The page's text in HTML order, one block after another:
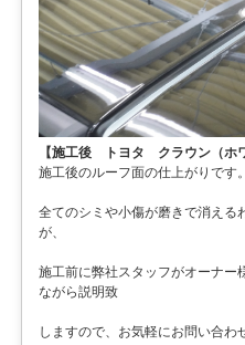
【施工後 トヨタ クラウン（ホ
施工後のルーフ面の仕上がりです。
全てのシミや小傷が磨きで消える
が、
施工前に弊社スタッフがオーナー
ながら説明致
しますので、お気軽にお問い合わ